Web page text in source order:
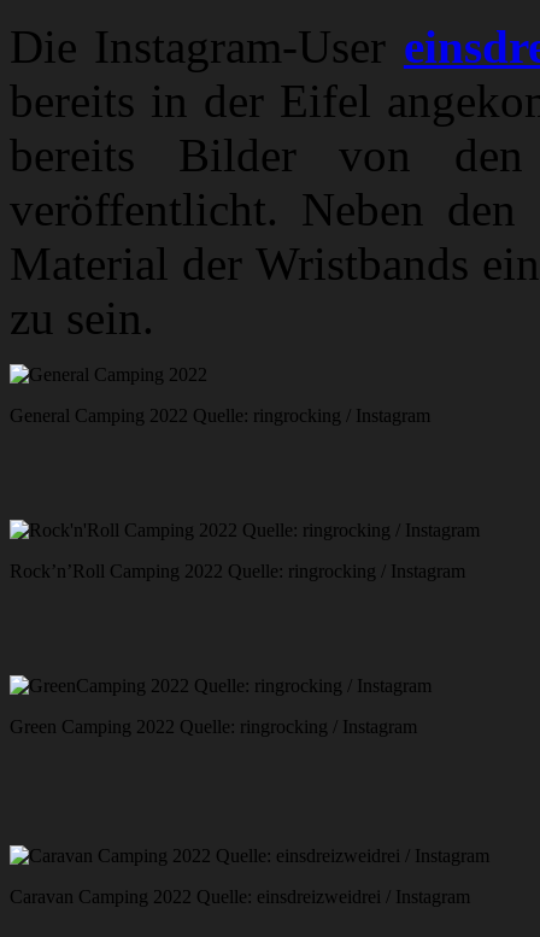
Die Instagram-User
bereits in der Eifel
bereits Bilder von den
veröffentlicht. Neben den
Material der Wristbands
zu sein.
General Camping 2022 Quelle: ringrocking / Instagram
Rock’n’Roll Camping 2022 Quelle: ringrocking / Instagram
Green Camping 2022 Quelle: ringrocking / Instagram
Caravan Camping 2022 Quelle: einsdreizweidrei / Instagram